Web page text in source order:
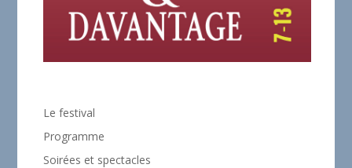
Le festival
Programme
Soirées et spectacles